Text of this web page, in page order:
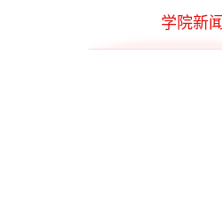
学院新闻